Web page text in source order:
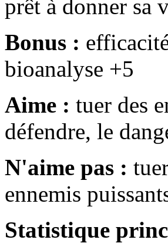
prêt à donner sa
Bonus :
bioanalyse +5
Aime : tuer des
défendre, le
N'aime pas :
ennemis
Statistique